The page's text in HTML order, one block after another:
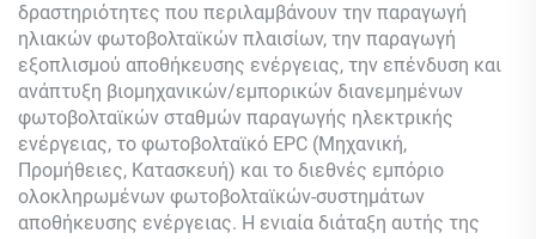
δραστηριότητες που περιλαμβάνουν την παραγωγή
ηλιακών φωτοβολταϊκών πλαισίων, την παραγωγή
εξοπλισμού αποθήκευσης ενέργειας, την επένδυση και
ανάπτυξη βιομηχανικών/εμπορικών διανεμημένων
φωτοβολταϊκών σταθμών παραγωγής ηλεκτρικής
ενέργειας, το φωτοβολταϊκό EPC (Μηχανική,
Προμήθειες, Κατασκευή) και το διεθνές εμπόριο
ολοκληρωμένων φωτοβολταϊκών-συστημάτων
αποθήκευσης ενέργειας. Η ενιαία διάταξη αυτής της